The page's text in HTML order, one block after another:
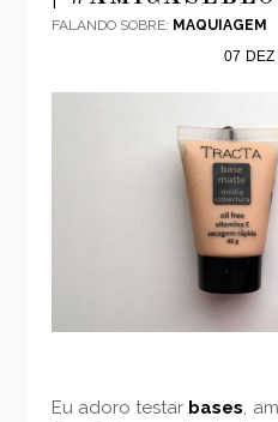
LOOKS
SOBRE
FALANDO SOBRE: MAQUIAGEM
07 DEZ
Eu adoro testar bases,